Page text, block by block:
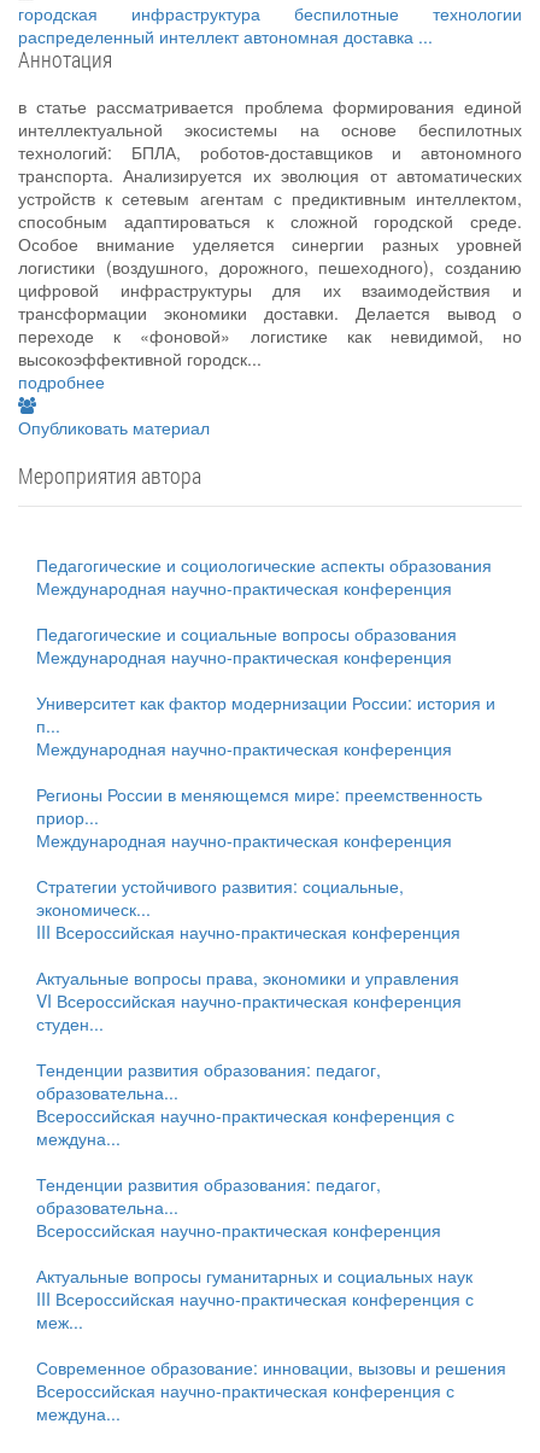
городская инфраструктура беспилотные технологии
распределенный интеллектавтономная доставка ...
Аннотация
в статье рассматривается проблема формирования единой
интеллектуальной экосистемы на основе беспилотных
технологий: БПЛА, роботов-доставщиков и автономного
транспорта. Анализируется их эволюция от автоматических
устройств к сетевым агентам с предиктивным интеллектом,
способным адаптироваться к сложной городской среде.
Особое внимание уделяется синергии разных уровней
логистики (воздушного, дорожного, пешеходного), созданию
цифровой инфраструктуры для их взаимодействия и
трансформации экономики доставки. Делается вывод о
переходе к «фоновой» логистике как невидимой, но
высокоэффективной городск...
подробнее
Опубликовать материал
Мероприятия автора
Педагогические и социологические аспекты образования
Международная научно-практическая конференция
Педагогические и социальные вопросы образования
Международная научно-практическая конференция
Университет как фактор модернизации России: история и
п...
Международная научно-практическая конференция
Регионы России в меняющемся мире: преемственность
приор...
Международная научно-практическая конференция
Стратегии устойчивого развития: социальные,
экономическ...
III Всероссийская научно-практическая конференция
Актуальные вопросы права, экономики и управления
VI Всероссийская научно-практическая конференция
студен...
Тенденции развития образования: педагог,
образовательна...
Всероссийская научно-практическая конференция с
междуна...
Тенденции развития образования: педагог,
образовательна...
Всероссийская научно-практическая конференция
Актуальные вопросы гуманитарных и социальных наук
III Всероссийская научно-практическая конференция с
меж...
Современное образование: инновации, вызовы и решения
Всероссийская научно-практическая конференция с
междуна...